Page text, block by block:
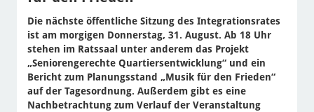
Die nächste öffentliche Sitzung des Integrationsrates
ist am morgigen Donnerstag, 31. August. Ab 18 Uhr
stehen im Ratssaal unter anderem das Projekt
„Seniorengerechte Quartiersentwicklung“ und ein
Bericht zum Planungsstand „Musik für den Frieden“
auf der Tagesordnung. Außerdem gibt es eine
Nachbetrachtung zum Verlauf der Veranstaltung